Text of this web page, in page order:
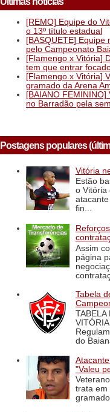
[REMO] Equipe do
o 13º título estadual
[BASQUETE]
pelo Campeonato
[Flamengo x Vitória]
tem que entrar
[Flamengo x Vitória]
gramado da Arena
[BAIANO
no Barradão pela
Postagens populares
Vitória
Estão
o Vitória
fin...
Assim
página
Tabela
TABELA
do
"Valeu
trata em